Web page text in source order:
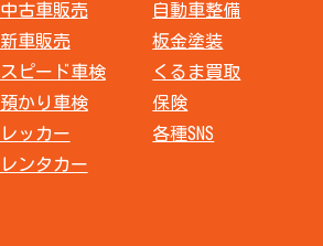
中古車販売
新車販売
スピード車検
預かり車検
レッカー
レンタカー
自動車整備
板金塗装
くるま買取
保険
各種SNS